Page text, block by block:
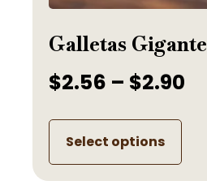
Galletas Gigante
$2.56 – $2.90
Select options